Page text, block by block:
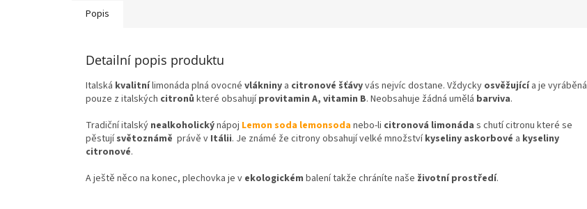
Popis
Detailní popis produktu
Italská kvalitnílimonáda plná ovocné vlákniny a citronové šťávyvás nejvíc dostane. Vždycky osvěžujícía je vyráběná
pouze z italských citronů které obsahujíprovitamin A, vitamin B. Neobsahuje žádná umělá barviva.
Tradiční italský nealkoholickýnápoj Lemon soda lemonsodanebo-li citronová limonáda s chutí citronu které se
pěstujísvětoznámě právě v Itálii. Je známé že citrony obsahují velké množstvíkyseliny askorbové a kyseliny
citronové.
A ještě něco na konec, plechovka je v ekologickém balení takže chráníte naše životní prostředí.